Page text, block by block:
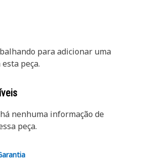
para adicionar uma
peça.
nenhuma informação de
peça.